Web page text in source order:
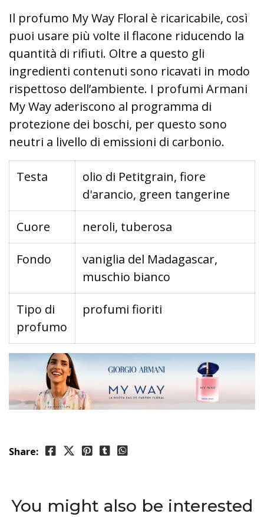
Il profumo My Way Floral è ricaricabile, così
puoi usare più volte il flacone riducendo la
quantità di rifiuti. Oltre a questo gli
ingredienti contenuti sono ricavati in modo
rispettoso dell’ambiente. I profumi Armani
My Way aderiscono al programma di
protezione dei boschi, per questo sono
neutri a livello di emissioni di carbonio.
Testa
olio di Petitgrain, fiore
d'arancio, green tangerine
Cuore neroli, tuberosa
Fondo
vaniglia del Madagascar,
muschio bianco
Tipo di
profumo
profumi fioriti
Share:
You might also be interested